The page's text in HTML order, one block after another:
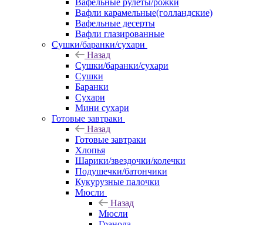
Вафельные рулеты/рожки
Вафли карамельные(голландские)
Вафельные десерты
Вафли глазированные
Сушки/баранки/сухари
Назад
Сушки/баранки/сухари
Сушки
Баранки
Сухари
Мини сухари
Готовые завтраки
Назад
Готовые завтраки
Хлопья
Шарики/звездочки/колечки
Подушечки/батончики
Кукурузные палочки
Мюсли
Назад
Мюсли